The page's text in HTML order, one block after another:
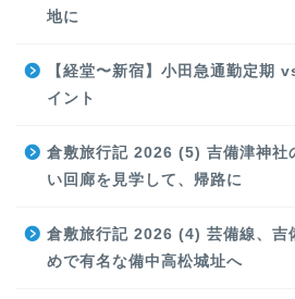
地に
【経堂〜新宿】小田急通勤定期
イント
倉敷旅行記 2026 (5) 吉備津神社
い回廊を見学して、帰路に
倉敷旅行記 2026 (4) 芸備線、吉
めで有名な備中高松城址へ